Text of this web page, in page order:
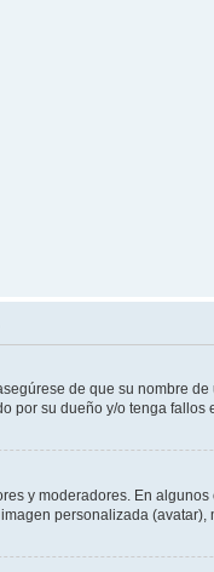
de que su nombre
por su dueño y/o tenga
y moderadores. En
personalizada